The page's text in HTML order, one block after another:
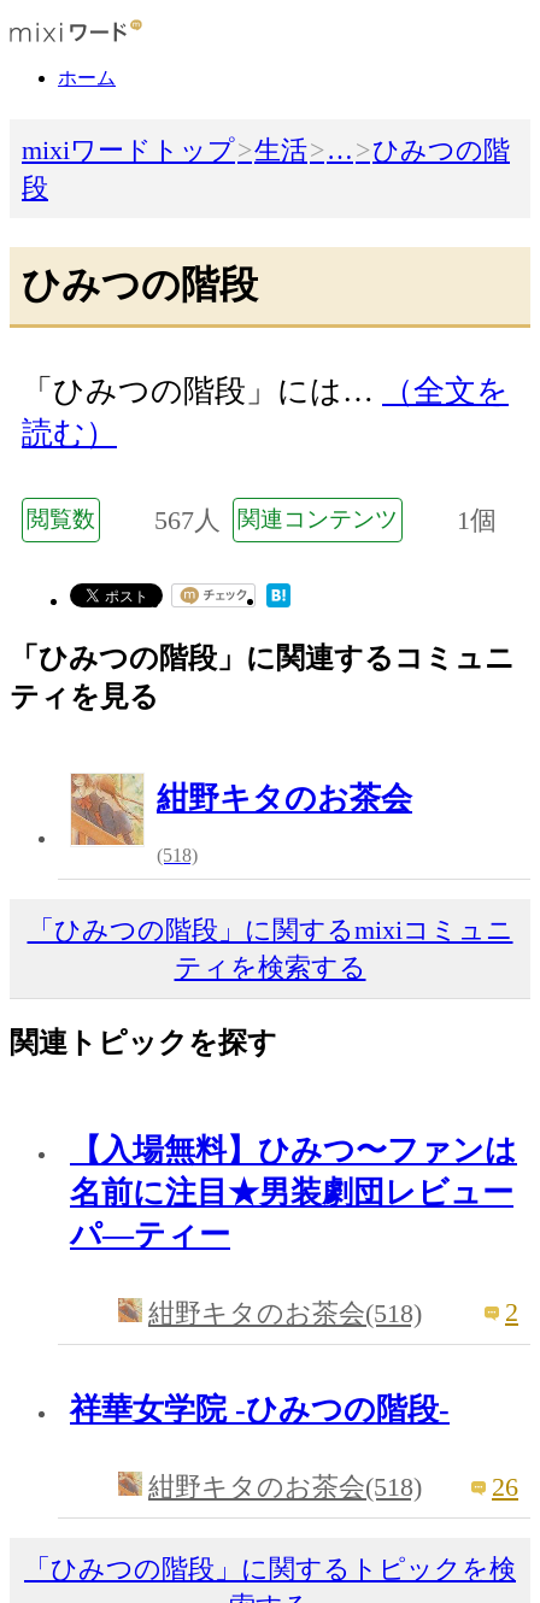
ホーム
mixiワードトップ 生活 …
ひみつの階
段
ひみつの階段
「ひみつの階段」には…
（全文を
読む）
閲覧数 567人 関連コンテンツ 1個
「ひみつの階段」に関連するコミュニ
ティを見る
紺野キタのお茶会
(518)
「ひみつの階段」に関するmixiコミュニ
ティを検索する
関連トピックを探す
【入場無料】ひみつ〜ファンは
名前に注目★男装劇団レビュー
パ―ティー
紺野キタのお茶会(518) 2
祥華女学院 -ひみつの階段-
紺野キタのお茶会(518) 26
「ひみつの階段」に関するトピックを検